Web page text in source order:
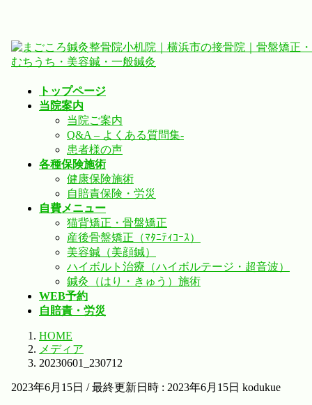
コ
ン
ナ
ビ
トップページ
当院案内
当院ご案内
Q&A – よくある質問集-
患者様の声
各種保険施術
健康保険施術
自賠責保険・労災
自費メニュー
猫背矯正・骨盤矯正
産後骨盤矯正（ﾏﾀﾆﾃｨｺｰｽ）
美容鍼（美顔鍼）
ハイボルト治療（ハイボルテージ・超音波）
鍼灸（はり・きゅう）施術
WEB予約
自賠責・労災
HOME
メディア
20230601_230712
2023年6月15日 / 最終更新日時 : 2023年6月15日 kodukue